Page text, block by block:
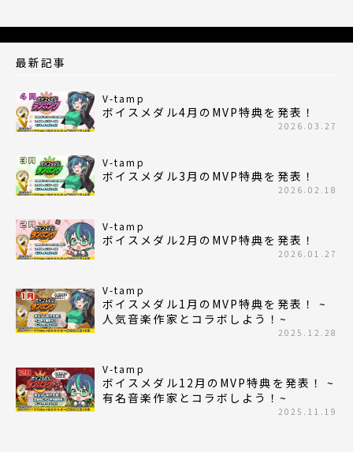
最新記事
V-tamp
ボイスメダル4月のMVP特典を発表！
2026.03.27
V-tamp
ボイスメダル3月のMVP特典を発表！
2026.02.18
V-tamp
ボイスメダル2月のMVP特典を発表！
2026.01.27
V-tamp
ボイスメダル1月のMVP特典を発表！ ~
人気音楽作家とコラボしよう！~
2025.12.28
V-tamp
ボイスメダル12月のMVP特典を発表！ ~
有名音楽作家とコラボしよう！~
2025.11.19